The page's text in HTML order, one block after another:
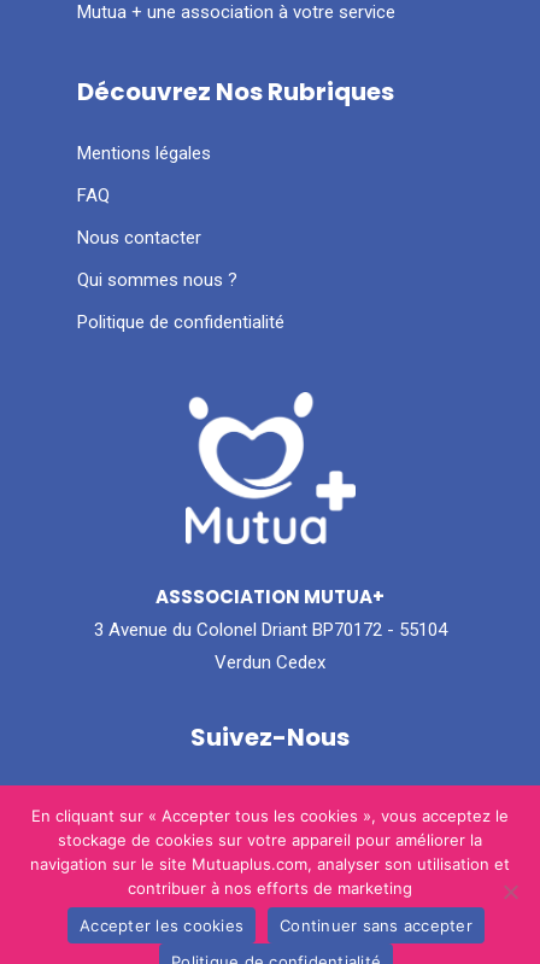
Mutua + une association à votre service
Découvrez Nos Rubriques
Mentions légales
FAQ
Nous contacter
Qui sommes nous ?
Politique de confidentialité
ASSSOCIATION MUTUA+
3 Avenue du Colonel Driant BP70172 - 55104
Verdun Cedex
Suivez-Nous
Instagram
Facebook
© 2026 Mutua+.
En cliquant sur « Accepter tous les cookies », vous acceptez le
stockage de cookies sur votre appareil pour améliorer la
navigation sur le site Mutuaplus.com, analyser son utilisation et
contribuer à nos efforts de marketing
Accepter les cookies
Continuer sans accepter